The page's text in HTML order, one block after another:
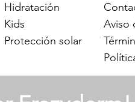
Hidratación
Kids
Protección solar
Aviso